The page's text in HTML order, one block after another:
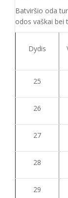
Batviršio oda
odos vaškai bei
Dydis
25
26
27
28
29